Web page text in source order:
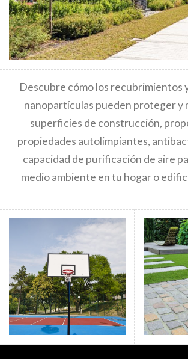
Descubre cómo los recubrimientos
nanopartículas pueden proteger y
superficies de construcción,
propiedades autolimpiantes,
capacidad de purificación de aire
medio ambiente en tu hogar o